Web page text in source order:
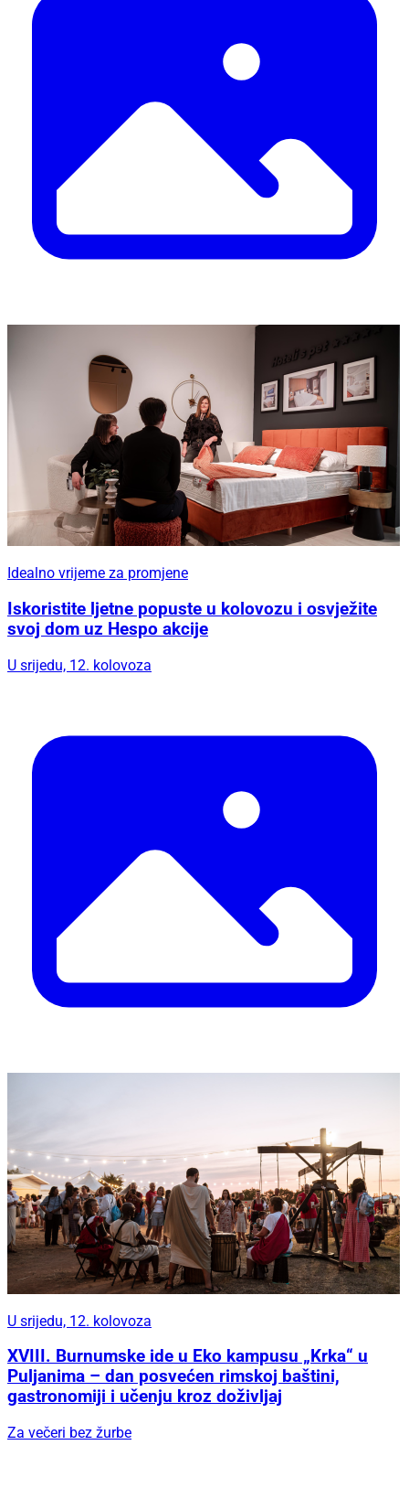
Idealno vrijeme za promjene
Iskoristite ljetne popuste u kolovozu i osvježite
svoj dom uz Hespo akcije
U srijedu, 12. kolovoza
U srijedu, 12. kolovoza
XVIII. Burnumske ide u Eko kampusu „Krka“ u
Puljanima – dan posvećen rimskoj baštini,
gastronomiji i učenju kroz doživljaj
Za večeri bez žurbe